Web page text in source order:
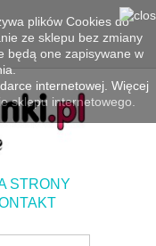
STRONY
plików Cookies do
ze sklepu bez zmiany
będą one zapisywane w
internetowej. Więcej
sklepu internetowego.